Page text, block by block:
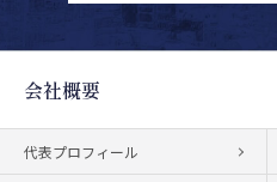
会社概要
代表プロフィール